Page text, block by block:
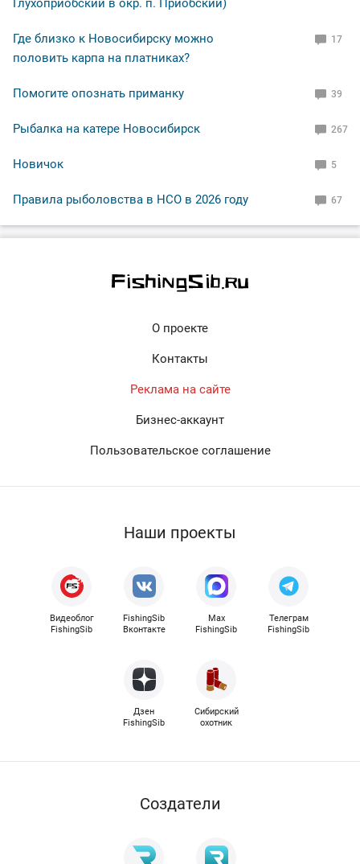
Глухоприобский в окр. п. Приобский)
Где близко к Новосибирску можно
половить карпа на платниках?
17
Помогите опознать приманку 39
Рыбалка на катере Новосибирск 267
Новичок 5
Правила рыболовства в НСО в 2026 году 67
О проекте
Контакты
Реклама на сайте
Бизнес-аккаунт
Пользовательское соглашение
Наши проекты
Видеоблог
FishingSib
FishingSib
Вконтакте
Max
FishingSib
Телеграм
FishingSib
Дзен
FishingSib
Сибирский
охотник
Cоздатели